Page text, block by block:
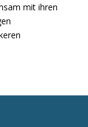
mit ihren